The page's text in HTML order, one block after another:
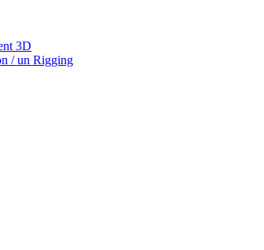
3D
/ un Rigging